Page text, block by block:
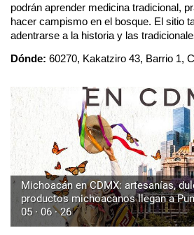
podrán aprender medicina tradicional,
hacer campismo en el bosque. El sitio
adentrarse a la historia y las
Dónde: 60270, Kakatziro 43, Barrio 1,
Michoacán en CDMX: artesanías,
productos michoacanos llegan a
05 · 06 · 26